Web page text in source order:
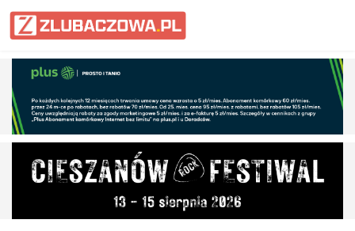
Informacje Lubaczów, powiat